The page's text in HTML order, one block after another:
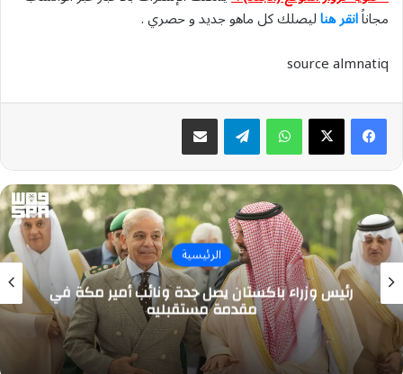
مجاناًانقر هناليصلك كل ماهو جديد و حصري .
source almnatiq
واتسابتيلقرام مشاركة عبر البريد
الرئيسية
رئيس وزراء باكستان يصل جدة ونائب أمير مكة في
مقدمة مستقبليه